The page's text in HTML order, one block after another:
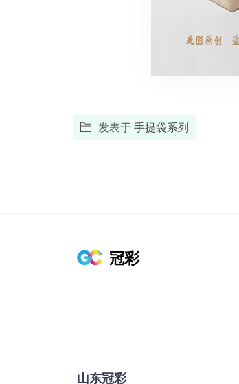
发表于手提袋系列
冠彩
山东冠彩